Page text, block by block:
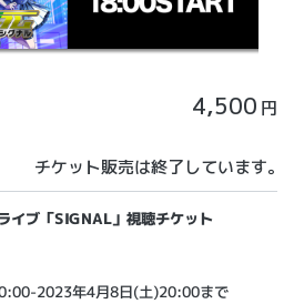
4,500 円
チケット販売は終了しています。
イブ「SIGNAL」視聴チケット
2023年4月8日(土)20:00まで